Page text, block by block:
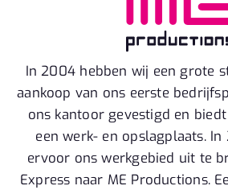
In 2004 hebben wij een grote
aankoop van ons eerste
ons kantoor gevestigd en
een werk- en opslagplaats.
ervoor ons werkgebied uit te
Express naar ME Productions.